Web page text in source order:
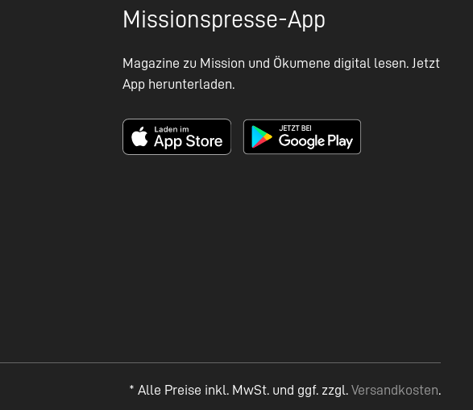
Missionspresse-App
Magazine zu Mission und Ökumene digital lesen. Jetzt
App herunterladen.
* Alle Preise inkl. MwSt. und ggf. zzgl. Versandkosten.